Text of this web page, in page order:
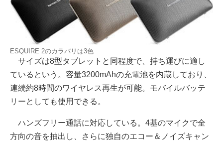
ESQUIRE 2のカラバリは3色
サイズは8型タブレットと同程度で、持ち運びに適し
ているという。容量3200mAhの充電池を内蔵しており、
連続約8時間のワイヤレス再生が可能。モバイルバッテ
リーとしても使用できる。
ハンズフリー通話に対応している。4基のマイクで全
方向の音を抽出し、さらに独自のエコー＆ノイズキャン